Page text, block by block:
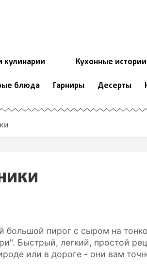
кулинарии Кухонные
блюда Гарниры Десерты
большой пирог с сыром на
Быстрый, легкий, простой
или в дороге - они вам